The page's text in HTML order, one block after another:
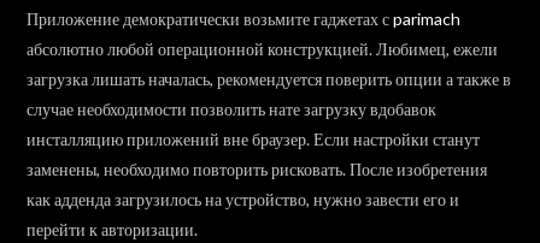
Приложение демократически возьмите гаджетах сparimach
абсолютно любой операционной конструкцией. Любимец, ежели
загрузка лишать началась, рекомендуется поверить опции а также в
случае необходимости позволить нате загрузку вдобавок
инсталляцию приложений вне браузер. Если настройки станут
заменены, необходимо повторить рисковать. После изобретения
как адденда загрузилось на устройство, нужно завести его и
перейти к авторизации.